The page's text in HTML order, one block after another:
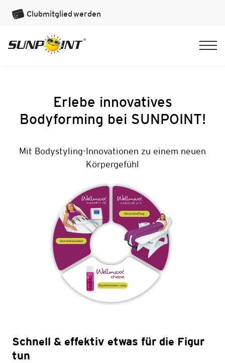
Clubmitgliedwerden
Erlebe innovatives
Bodyforming bei SUNPOINT!
Mit Bodystyling-Innovationen zu einem neuen
Körpergefühl
Schnell & effektiv etwas für die Figur
tun